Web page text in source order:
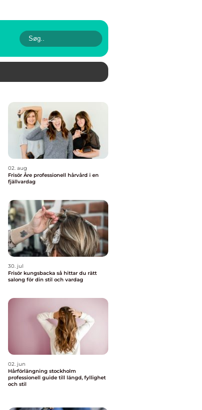
02. aug
Frisör Åre professionell hårvård i en
fjällvardag
30. jul
Frisör kungsbacka så hittar du rätt
salong för din stil och vardag
02. jun
Hårförlängning stockholm
professionell guide till längd, fyllighet
och stil